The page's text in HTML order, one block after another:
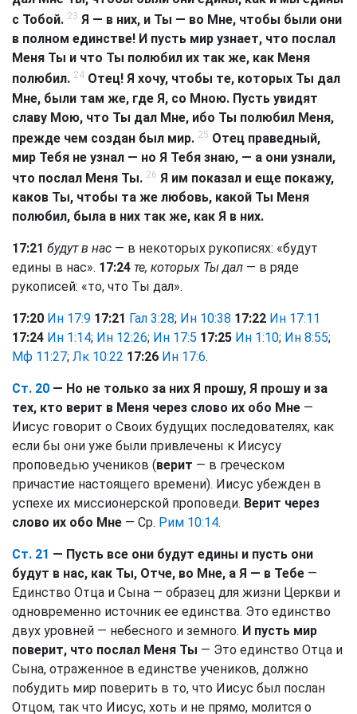
с Тобой. 23 Я — в них, и Ты — во Мне, чтобы были они
в полном единстве! И пусть мир узнает, что послал
Меня Ты и что Ты полюбил их так же, как Меня
полюбил. 24 Отец! Я хочу, чтобы те, которых Ты дал
Мне, были там же, где Я, со Мною. Пусть увидят
славу Мою, что Ты дал Мне, ибо Ты полюбил Меня,
прежде чем создан был мир. 25 Отец праведный,
мир Тебя не узнал — но Я Тебя знаю, — а они узнали,
что послал Меня Ты. 26 Я им показал и еще покажу,
каков Ты, чтобы та же любовь, какой Ты Меня
полюбил, была в них так же, как Я в них.
17:21 будут в нас — в некоторых рукописях: «будут
едины в нас». 17:24 те, которых Ты дал — в ряде
рукописей: «то, что Ты дал».
17:20 Ин 17:9 17:21 Гал 3:28; Ин 10:38 17:22 Ин 17:11
17:24 Ин 1:14; Ин 12:26; Ин 17:5 17:25 Ин 1:10; Ин 8:55;
Мф 11:27; Лк 10:22 17:26 Ин 17:6.
Ст. 20 — Но не только за них Я прошу, Я прошу и за
тех, кто верит в Меня через слово их обо Мне —
Иисус говорит о Своих будущих последователях, как
если бы они уже были привлечены к Иисусу
проповедью учеников (верит — в греческом
причастие настоящего времени). Иисус убежден в
успехе их миссионерской проповеди. Верит через
слово их обо Мне — Ср. Рим 10:14.
Ст. 21 — Пусть все они будут едины и пусть они
будут в нас, как Ты, Отче, во Мне, а Я — в Тебе —
Единство Отца и Сына — образец для жизни Церкви и
одновременно источник ее единства. Это единство
двух уровней — небесного и земного. И пусть мир
поверит, что послал Меня Ты — Это единство Отца и
Сына, отраженное в единстве учеников, должно
побудить мир поверить в то, что Иисус был послан
Отцом, так что Иисус, хоть и не прямо, молится о